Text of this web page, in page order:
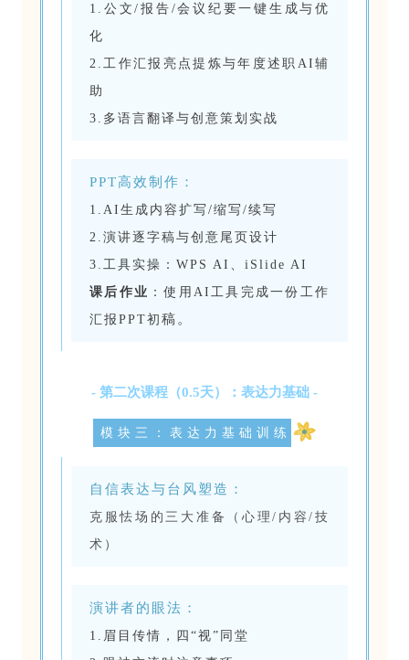
1.公文/报告/会议纪要一键生成与优
化
2.工作汇报亮点提炼与年度述职AI辅
助
3.多语言翻译与创意策划实战
PPT高效制作：
1.AI生成内容扩写/缩写/续写
2.演讲逐字稿与创意尾页设计
3.工具实操：WPS AI、iSlide AI
课后作业 ：使用AI工具完成一份工作
汇报PPT初 稿。
- 第二次课程（0.5天）：表达力基础 -
模块三：表达力基础训练
自信表达与台风塑造：
克服怯场的三大准备（心理/内容/技
术）
演讲者的眼法：
1.眉目传情，四“视”同堂